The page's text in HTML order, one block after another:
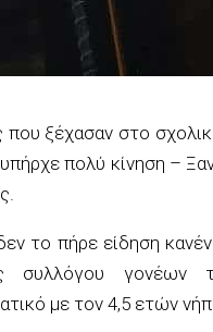
που ξέχασαν στο
πολύ κίνηση –
το πήρε είδηση
συλλόγου γονέων
με τον 4,5 ετών